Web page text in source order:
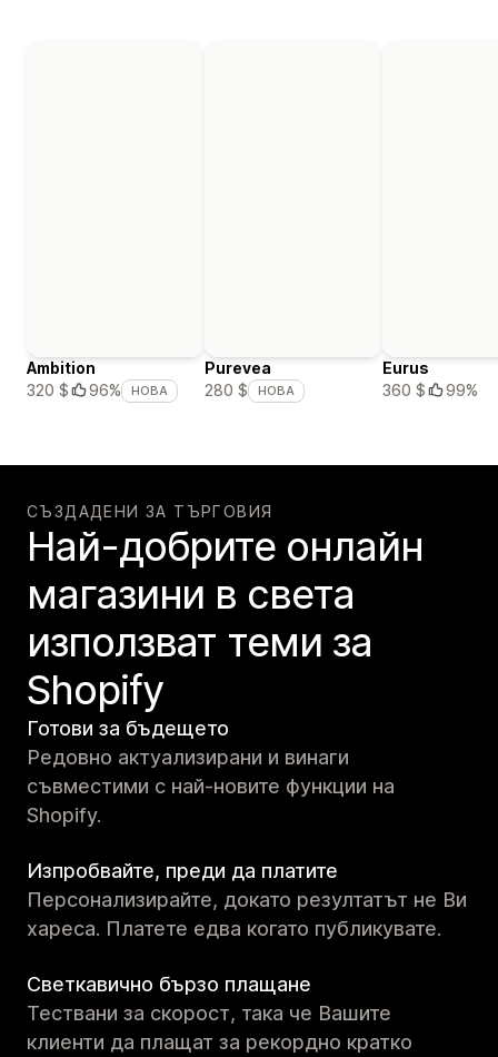
Ambition
320 $
96% НОВА
Purevea
280 $
НОВА
Eurus
360 $
99%
СЪЗДАДЕНИ ЗА ТЪРГОВИЯ
Най-добрите онлайн
магазини в света
използват теми за
Shopify
Готови за бъдещето
Редовно актуализирани и винаги
съвместими с най-новите функции на
Shopify.
Изпробвайте, преди да платите
Персонализирайте, докато резултатът не Ви
хареса. Платете едва когато публикувате.
Светкавично бързо плащане
Тествани за скорост, така че Вашите
клиенти да плащат за рекордно кратко